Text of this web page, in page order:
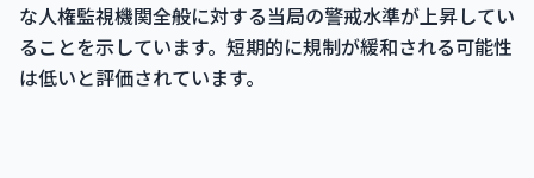
な人権監視機関全般に対する当局の警戒水準が上昇してい
ることを示しています。短期的に規制が緩和される可能性
は低いと評価されています。